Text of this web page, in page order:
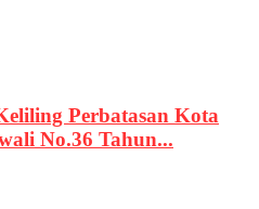
Perbatasan Kota
No.36 Tahun...